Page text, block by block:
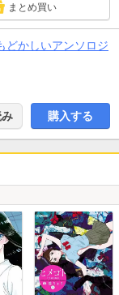
まとめ買い
どかしいアンソロジ
購入する